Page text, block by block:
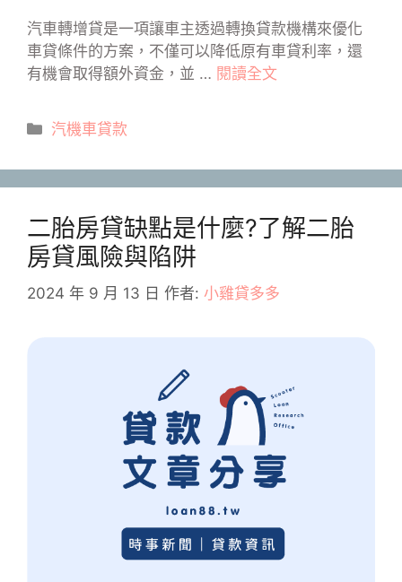
汽車轉增貸是一項讓車主透過轉換貸款機構來優化
車貸條件的方案，不僅可以降低原有車貸利率，還
有機會取得額外資金，並 … 閱讀全文
分
汽機車貸款
二胎房貸缺點是什麼?了解二胎
房貸風險與陷阱
2024 年 9 月 13 日 作者: 小雞貸多多